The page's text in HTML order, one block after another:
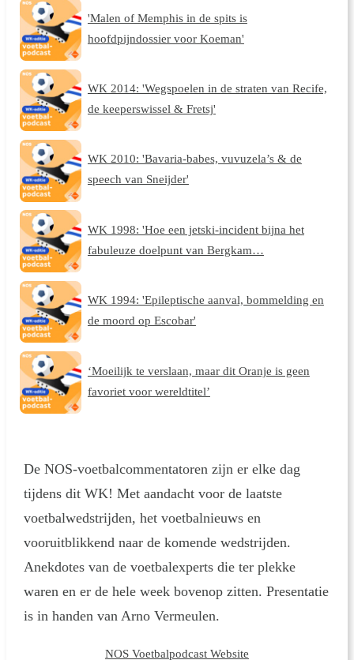
'Malen of Memphis in de spits is
hoofdpijndossier voor Koeman'
WK 2014: 'Wegspoelen in de straten van Recife,
de keeperswissel & Fretsj'
WK 2010: 'Bavaria-babes, vuvuzela’s & de
speech van Sneijder'
WK 1998: 'Hoe een jetski-incident bijna het
fabuleuze doelpunt van Bergkam…
WK 1994: 'Epileptische aanval, bommelding en
de moord op Escobar'
‘Moeilijk te verslaan, maar dit Oranje is geen
favoriet voor wereldtitel’
De NOS-voetbalcommentatoren zijn er elke dag
tijdens dit WK! Met aandacht voor de laatste
voetbalwedstrijden, het voetbalnieuws en
vooruitblikkend naar de komende wedstrijden.
Anekdotes van de voetbalexperts die ter plekke
waren en er de hele week bovenop zitten. Presentatie
is in handen van Arno Vermeulen.
NOS Voetbalpodcast Website